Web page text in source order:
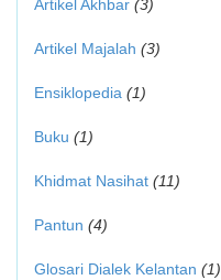
Artikel Akhbar (3)
Artikel Majalah (3)
Ensiklopedia (1)
Buku (1)
Khidmat Nasihat (11)
Pantun (4)
Glosari Dialek Kelantan (1)